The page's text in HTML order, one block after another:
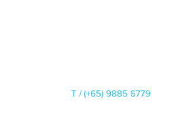
T /(+65) 9885 6779